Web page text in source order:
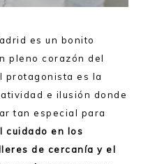
es un bonito
pleno corazón del
protagonista es la
e ilusión donde
tan especial para
cuidado en los
de cercanía y el